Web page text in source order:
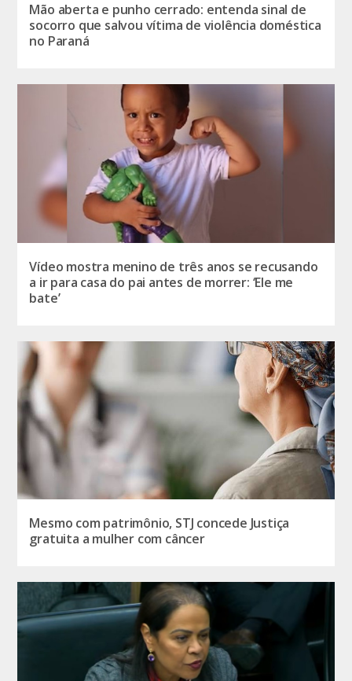
Mão aberta e punho cerrado: entenda sinal de
socorro que salvou vítima de violência doméstica
no Paraná
Vídeo mostra menino de três anos se recusando
a ir para casa do pai antes de morrer: ‘Ele me
bate’
Mesmo com patrimônio, STJ concede Justiça
gratuita a mulher com câncer